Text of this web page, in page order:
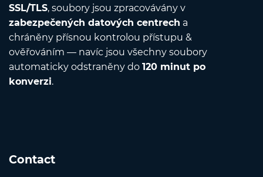
SSL/TLS, soubory jsou zpracovávány v
zabezpečených datových centrech a
chráněny přísnou kontrolou přístupu &
ověřováním — navíc jsou všechny soubory
automaticky odstraněny do 120 minut po
konverzi.
Contact